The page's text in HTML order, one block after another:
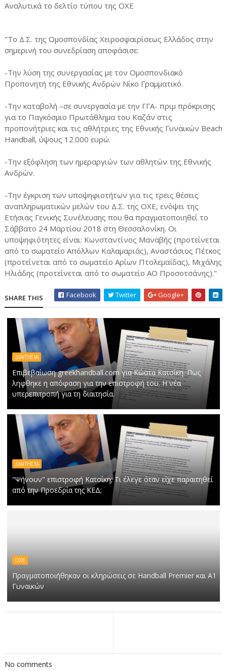
Αναλυτικά το δελτίο τύπου της ΟΧΕ
"Το Δ.Σ. της Ομοσπονδίας Χειροσφαιρίσεως Ελλάδος στην
σημερινή του συνεδρίαση αποφάσισε:
-Την λύση της συνεργασίας με τον Ομοσπονδιακό
Προπονητή της Εθνικής Ανδρών Νίκο Γραμματικό.
-Την καταβολή –σε συνεργασία με την ΓΓΑ- πριμ πρόκρισης
για το Παγκόσμιο Πρωτάθλημα του Καζάν στις
προπονήτριες και τις αθλήτριες της Εθνικής Γυναικών Beach
Handball, ύψους 12.000 ευρώ.
-Την εξόφληση των ημεραργιών των αθλητών της Εθνικής
Ανδρών.
-Την έγκριση των υποψηφιοτήτων για τις τρεις θέσεις
αναπληρωματικών μελών του Δ.Σ. της ΟΧΕ, ενόψει της
Ετήσιας Γενικής Συνέλευσης που θα πραγματοποιηθεί το
Σάββατο 24 Μαρτίου 2018 στη Θεσσαλονίκη. Οι
υποψηφιότητες είναι: Κωνσταντίνος Μαναβής (προτείνεται
από το σωματείο Απόλλων Καλαμαριάς), Αναστάσιος Πέτκος
(προτείνεται από το σωματείο Αρίων Πτολεμαΐδας), Μιχάλης
Ηλιάδης (προτείνεται από το σωματείο ΑΟ Προσοτσάνης)."
SHARE THIS Facebook Twitter Google+
ΔΙΑΙΤΗΣΙΑ
Επιβεβαίωση greekhandball.com για Κώστα Κατσίκη. Πως
ληφθηκε η απόφαση για την επιστροφή του. Η νέα
υπερεπιτροπή για τη διαιτησία.
ΔΙΑΙΤΗΣΊΑ
"Ψήνουν" επιστροφή Κατσίκη; Τι έλεγε όταν είχε παραιτηθεί
από την Προεδρία της ΚΕΔ;
ΟΧΕ
Πραγματοποιήθηκαν οι κληρώσεις σε Handball Premier και Α1
Γυναικών
No comments